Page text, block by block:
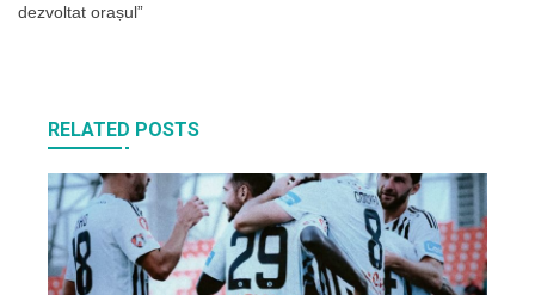
dezvoltat orașul”
RELATED POSTS